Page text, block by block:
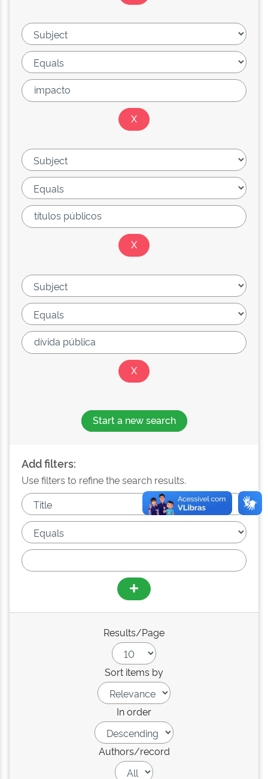
Start a new search
Add filters:
Use filters to refine the search results.
Results/Page
Sort items by
In order
Authors/record